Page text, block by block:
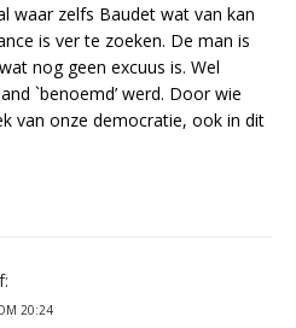
waar zelfs Baudet wat van kan
is ver te zoeken. De man is
nog geen excuus is. Wel
`benoemd’ werd. Door wie
van onze democratie, ook in dit
20:24